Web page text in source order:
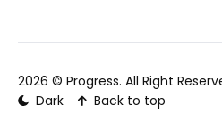
2026 © Progress. All Right
Dark
Back to top